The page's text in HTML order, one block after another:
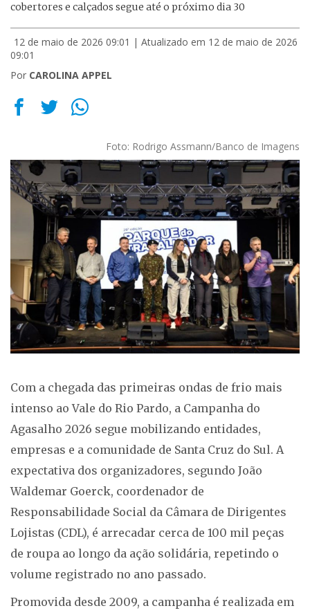
cobertores e calçados segue até o próximo dia 30
12 de maio de 2026 09:01 | Atualizado em 12 de maio de 2026
09:01
Por CAROLINA APPEL
Foto: Rodrigo Assmann/Banco de Imagens
Com a chegada das primeiras ondas de frio mais
intenso ao Vale do Rio Pardo, a Campanha do
Agasalho 2026 segue mobilizando entidades,
empresas e a comunidade de Santa Cruz do Sul. A
expectativa dos organizadores, segundo João
Waldemar Goerck, coordenador de
Responsabilidade Social da Câmara de Dirigentes
Lojistas (CDL), é arrecadar cerca de 100 mil peças
de roupa ao longo da ação solidária, repetindo o
volume registrado no ano passado.
Promovida desde 2009, a campanha é realizada em